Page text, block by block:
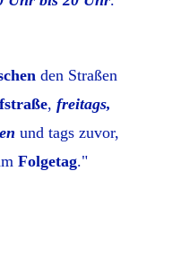
den Straßen
, freitags,
und tags zuvor,
Folgetag."